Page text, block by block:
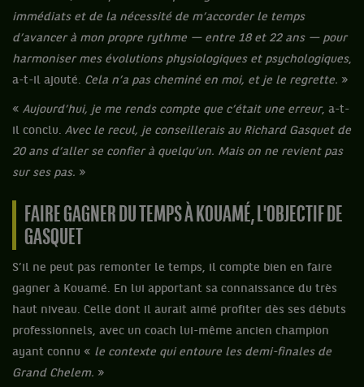
immédiats et de la nécessité de m’accorder le temps
d’avancer à mon propre rythme — entre 18 et 22 ans — pour
harmoniser mes évolutions physiologiques et psychologiques,
a-t-il ajouté. Cela n’a pas cheminé en moi, et je le regrette. »
« Aujourd’hui, je me rends compte que c’était une erreur, a-t-
il conclu. Avec le recul, je conseillerais au Richard Gasquet de
20 ans d’aller se confier à quelqu’un. Mais on ne revient pas
sur ses pas. »
FAIRE GAGNER DU TEMPS À KOUAMÉ, L'OBJECTIF DE
GASQUET
S’il ne peut pas remonter le temps, il compte bien en faire
gagner à Kouamé. En lui apportant sa connaissance du très
haut niveau. Celle dont il aurait aimé profiter dès ses débuts
professionnels, avec un coach lui-même ancien champion
ayant connu « le contexte qui entoure les demi-finales de
Grand Chelem. »